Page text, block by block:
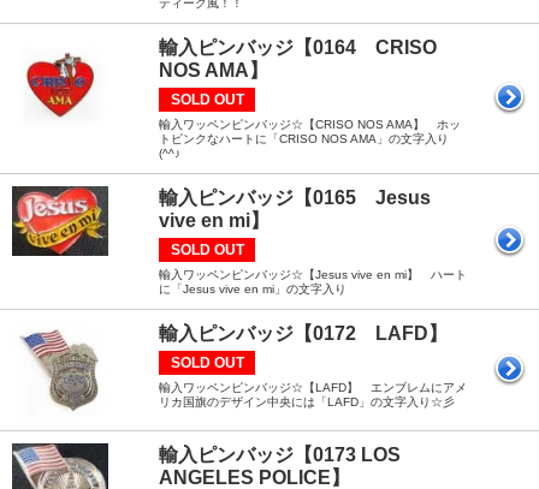
輸入ピンバッジ【0164 CRISO
NOS AMA】
SOLD OUT
輸入ワッペンピンバッジ☆【CRISO NOS AMA】 ホッ
トピンクなハートに「CRISO NOS AMA」の文字入り
(^^♪
輸入ピンバッジ【0165 Jesus
vive en mi】
SOLD OUT
輸入ワッペンピンバッジ☆【Jesus vive en mi】 ハート
に「Jesus vive en mi」の文字入り
輸入ピンバッジ【0172 LAFD】
SOLD OUT
輸入ワッペンピンバッジ☆【LAFD】 エンブレムにアメ
リカ国旗のデザイン中央には「LAFD」の文字入り☆彡
輸入ピンバッジ【0173 LOS
ANGELES POLICE】